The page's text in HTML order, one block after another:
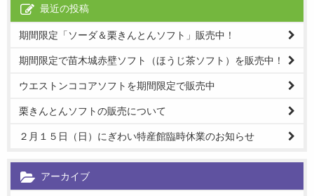
最近の投稿
期間限定「ソーダ＆栗きんとんソフト」販売中！
期間限定で苗木城赤壁ソフト（ほうじ茶ソフト）を販売中！
ウエストンココアソフトを期間限定で販売中
栗きんとんソフトの販売について
２月１５日（日）にぎわい特産館臨時休業のお知らせ
アーカイブ